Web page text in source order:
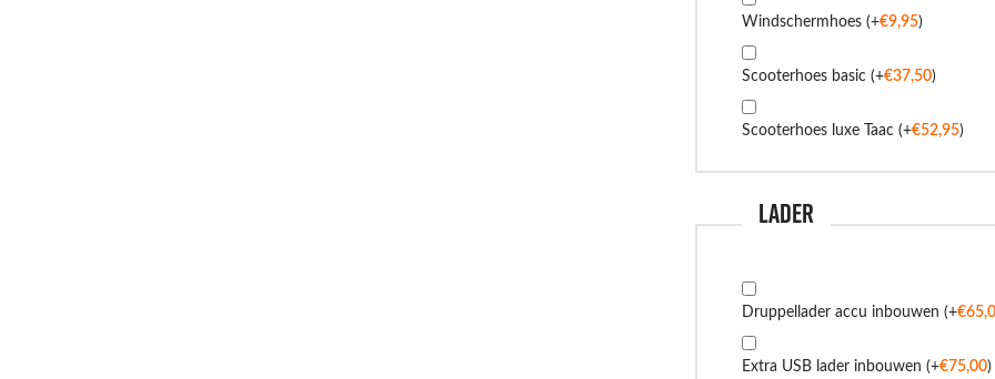
Windschermhoes (+€9,95)
Scooterhoes basic (+€37,50)
Scooterhoes luxe Taac (+€52,95)
Lader
Druppellader accu inbouwen (+€
Extra USB lader inbouwen (+€75,00)